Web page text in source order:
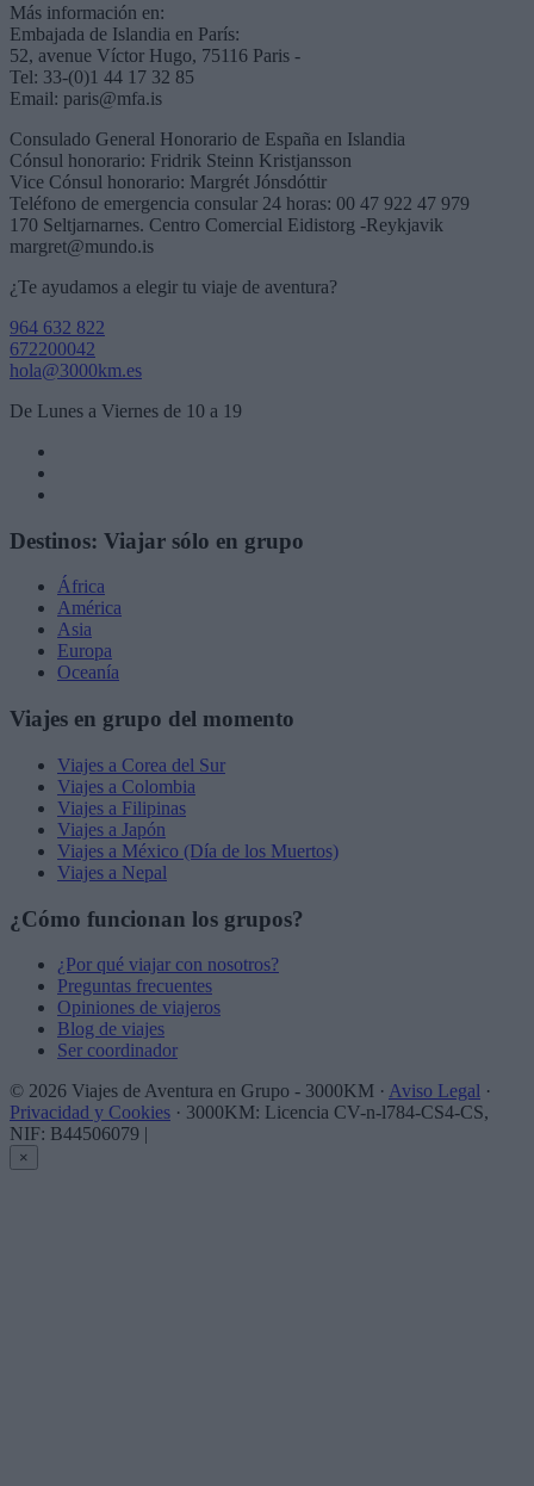
Más información en:
Embajada de Islandia en París:
52, avenue Víctor Hugo, 75116 Paris -
Tel: 33-(0)1 44 17 32 85
Email: paris@mfa.is
Consulado General Honorario de España en Islandia
Cónsul honorario: Fridrik Steinn Kristjansson
Vice Cónsul honorario: Margrét Jónsdóttir
Teléfono de emergencia consular 24 horas: 00 47 922 47 979
170 Seltjarnarnes. Centro Comercial Eidistorg -Reykjavik
margret@mundo.is
¿Te ayudamos a elegir tu viaje de aventura?
964 632 822
672200042
hola@3000km.es
De Lunes a Viernes de 10 a 19
Destinos: Viajar sólo en grupo
África
América
Asia
Europa
Oceanía
Viajes en grupo del momento
Viajes a Corea del Sur
Viajes a Colombia
Viajes a Filipinas
Viajes a Japón
Viajes a México (Día de los Muertos)
Viajes a Nepal
¿Cómo funcionan los grupos?
¿Por qué viajar con nosotros?
Preguntas frecuentes
Opiniones de viajeros
Blog de viajes
Ser coordinador
© 2026 Viajes de Aventura en Grupo - 3000KM · Aviso Legal ·
Privacidad y Cookies · 3000KM: Licencia CV-n-l784-CS4-CS,
NIF: B44506079 |
×